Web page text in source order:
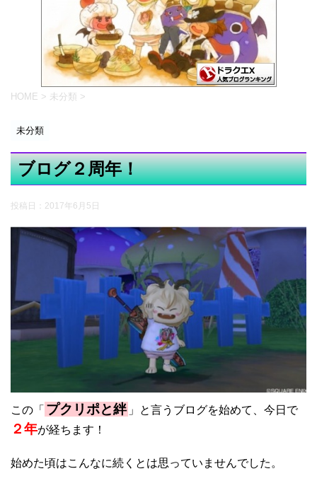
HOME > 未分類 >
未分類
ブログ２周年！
投稿日： 2017年6月5日
この「 プクリポと絆 」と言うブログを始めて、今日で
２年が経ちます！
始めた頃はこんなに続くとは思っていませんでした。